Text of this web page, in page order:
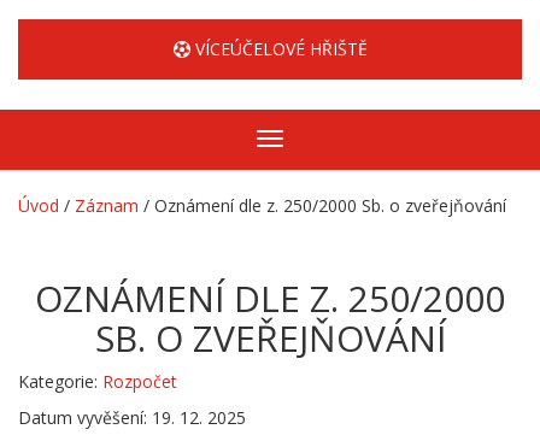
VÍCEÚČELOVÉ HŘIŠTĚ
Zobrazit/skrýt
navigaci
Úvod / Záznam / Oznámení dle z. 250/2000 Sb. o zveřejňování
OZNÁMENÍ DLE Z. 250/2000
SB. O ZVEŘEJŇOVÁNÍ
Kategorie: Rozpočet
Datum vyvěšení: 19. 12. 2025